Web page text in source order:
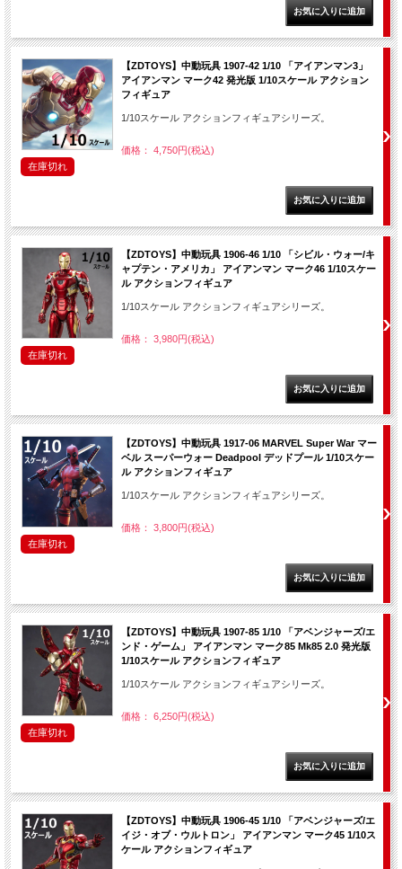
【ZDTOYS】中動玩具 1907-42 1/10 「アイアンマン3」
アイアンマン マーク42 発光版 1/10スケール アクション
フィギュア
1/10スケール アクションフィギュアシリーズ。
価格： 4,750円(税込)
在庫切れ
【ZDTOYS】中動玩具 1906-46 1/10 「シビル・ウォー/キ
ャプテン・アメリカ」 アイアンマン マーク46 1/10スケー
ル アクションフィギュア
1/10スケール アクションフィギュアシリーズ。
価格： 3,980円(税込)
在庫切れ
【ZDTOYS】中動玩具 1917-06 MARVEL Super War マー
ベル スーパーウォー Deadpool デッドプール 1/10スケー
ル アクションフィギュア
1/10スケール アクションフィギュアシリーズ。
価格： 3,800円(税込)
在庫切れ
【ZDTOYS】中動玩具 1907-85 1/10 「アベンジャーズ/エ
ンド・ゲーム」 アイアンマン マーク85 Mk85 2.0 発光版
1/10スケール アクションフィギュア
1/10スケール アクションフィギュアシリーズ。
価格： 6,250円(税込)
在庫切れ
【ZDTOYS】中動玩具 1906-45 1/10 「アベンジャーズ/エ
イジ・オブ・ウルトロン」 アイアンマン マーク45 1/10ス
ケール アクションフィギュア